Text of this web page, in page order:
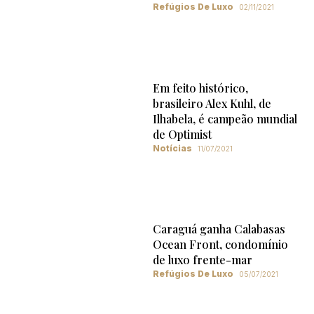
Refúgios De Luxo 02/11/2021
Em feito histórico,
brasileiro Alex Kuhl, de
Ilhabela, é campeão mundial
de Optimist
Notícias 11/07/2021
Caraguá ganha Calabasas
Ocean Front, condomínio
de luxo frente-mar
Refúgios De Luxo 05/07/2021